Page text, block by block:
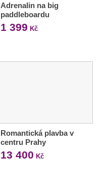
Adrenalin na big
paddleboardu
1 399 Kč
Romantická plavba v
centru Prahy
13 400 Kč